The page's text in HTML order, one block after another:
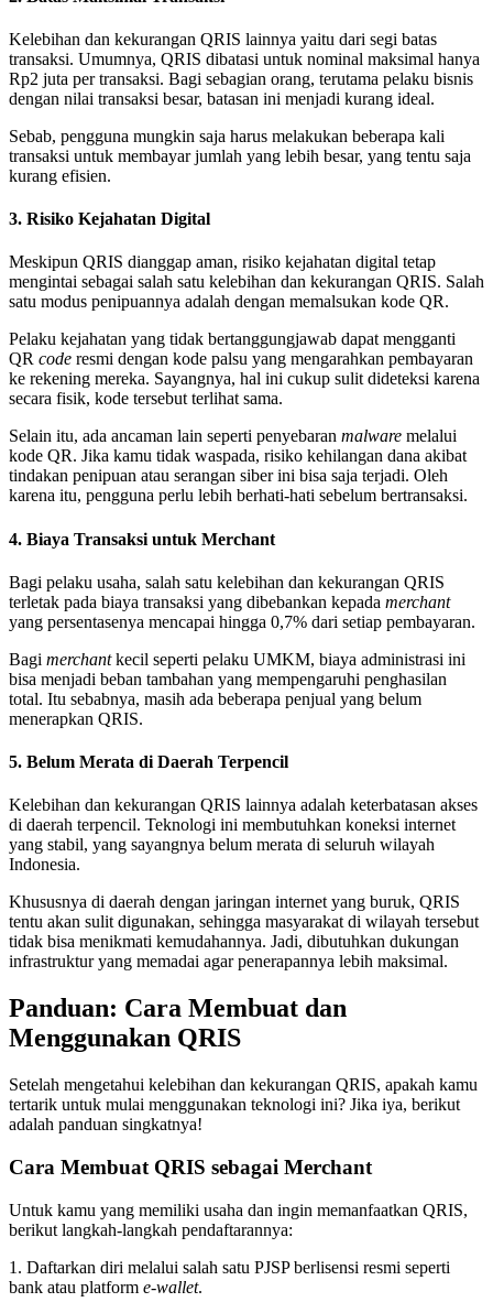
Kelebihan dan kekurangan QRIS lainnya yaitu dari segi batas
transaksi. Umumnya, QRIS dibatasi untuk nominal maksimal hanya
Rp2 juta per transaksi. Bagi sebagian orang, terutama pelaku bisnis
dengan nilai transaksi besar, batasan ini menjadi kurang ideal.
Sebab, pengguna mungkin saja harus melakukan beberapa kali
transaksi untuk membayar jumlah yang lebih besar, yang tentu saja
kurang efisien.
3. Risiko Kejahatan Digital
Meskipun QRIS dianggap aman, risiko kejahatan digital tetap
mengintai sebagai salah satu kelebihan dan kekurangan QRIS. Salah
satu modus penipuannya adalah dengan memalsukan kode QR.
Pelaku kejahatan yang tidak bertanggungjawab dapat mengganti
QR code resmi dengan kode palsu yang mengarahkan pembayaran
ke rekening mereka. Sayangnya, hal ini cukup sulit dideteksi karena
secara fisik, kode tersebut terlihat sama.
Selain itu, ada ancaman lain seperti penyebaran malware melalui
kode QR. Jika kamu tidak waspada, risiko kehilangan dana akibat
tindakan penipuan atau serangan siber ini bisa saja terjadi. Oleh
karena itu, pengguna perlu lebih berhati-hati sebelum bertransaksi.
4. Biaya Transaksi untuk Merchant
Bagi pelaku usaha, salah satu kelebihan dan kekurangan QRIS
terletak pada biaya transaksi yang dibebankan kepada merchant
yang persentasenya mencapai hingga 0,7% dari setiap pembayaran.
Bagi merchantkecil seperti pelaku UMKM, biaya administrasi ini
bisa menjadi beban tambahan yang mempengaruhi penghasilan
total. Itu sebabnya, masih ada beberapa penjual yang belum
menerapkan QRIS.
5. Belum Merata di Daerah Terpencil
Kelebihan dan kekurangan QRIS lainnya adalah keterbatasan akses
di daerah terpencil. Teknologi ini membutuhkan koneksi internet
yang stabil, yang sayangnya belum merata di seluruh wilayah
Indonesia.
Khususnya di daerah dengan jaringan internet yang buruk, QRIS
tentu akan sulit digunakan, sehingga masyarakat di wilayah tersebut
tidak bisa menikmati kemudahannya. Jadi, dibutuhkan dukungan
infrastruktur yang memadai agar penerapannya lebih maksimal.
Panduan: Cara Membuat dan
Menggunakan QRIS
Setelah mengetahui kelebihan dan kekurangan QRIS, apakah kamu
tertarik untuk mulai menggunakan teknologi ini? Jika iya, berikut
adalah panduan singkatnya!
Cara Membuat QRIS sebagai Merchant
Untuk kamu yang memiliki usaha dan ingin memanfaatkan QRIS,
berikut langkah-langkah pendaftarannya:
1. Daftarkan diri melalui salah satu PJSP berlisensi resmi seperti
bank atau platform e-wallet.